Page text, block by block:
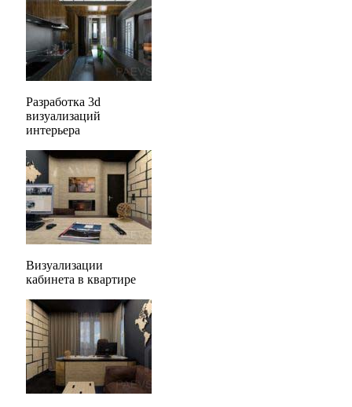
Разработка 3d
визуализаций
интерьера
Визуализации
кабинета в квартире